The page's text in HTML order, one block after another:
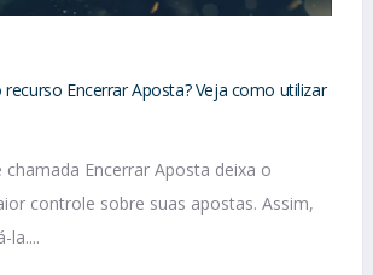
Encerrar Aposta? Veja como utilizar
chamada Encerrar Aposta deixa o
controle sobre suas apostas. Assim,
la....